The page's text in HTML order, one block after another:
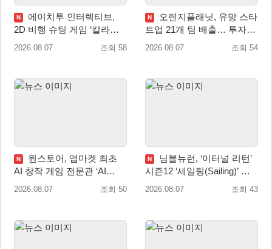
N
에이치투 인터렉티브,
2D 비행 슈팅 게임 ‘칼라드
리우스2/다크 엘레멘트’ 올
2026.08.07 조회 58
N
오렌지플래닛, 유망 스타
트업 21개 팀 배출… 투자유
치∙매출성장 성과 눈길
2026.08.07 조회 54
N
원스토어, 앱마켓 최초
AI 창작 게임 전문관 ‘AI
Games’ 오픈
2026.08.07 조회 50
N
님블뉴런, ‘이터널 리턴’
시즌12 ‘세일링(Sailing)’ 프
리시즌 시작
2026.08.07 조회 43